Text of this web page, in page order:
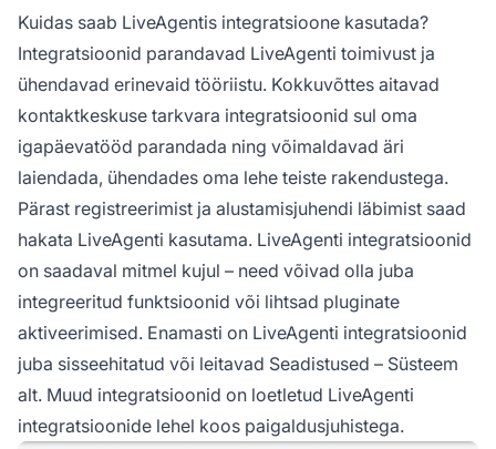
Kuidas saab LiveAgentis integratsioone kasutada?
Integratsioonid parandavad LiveAgenti toimivust ja
ühendavad erinevaid tööriistu. Kokkuvõttes aitavad
kontaktkeskuse tarkvara integratsioonid sul oma
igapäevatööd parandada ning võimaldavad äri
laiendada, ühendades oma lehe teiste rakendustega.
Pärast registreerimist ja alustamisjuhendi läbimist saad
hakata LiveAgenti kasutama. LiveAgenti integratsioonid
on saadaval mitmel kujul – need võivad olla juba
integreeritud funktsioonid või lihtsad pluginate
aktiveerimised. Enamasti on LiveAgenti integratsioonid
juba sisseehitatud või leitavad Seadistused – Süsteem
alt. Muud integratsioonid on loetletud LiveAgenti
integratsioonide lehel koos paigaldusjuhistega.